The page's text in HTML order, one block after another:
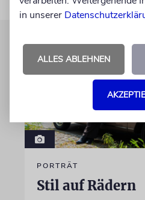
PORTRÄT
Stil auf Rädern
in unserer
ALLES ABLEHNEN